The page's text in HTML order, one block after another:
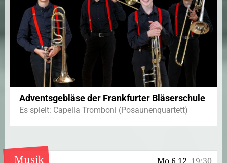
Adventsgebläse der Frankfurter Bläserschule
Es spielt: Capella Tromboni (Posaunenquartett)
Musik